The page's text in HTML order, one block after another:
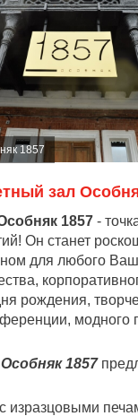
1857
зал
1857 -
Он станет
для любого
рождения,
модного
1857
изразцовыми